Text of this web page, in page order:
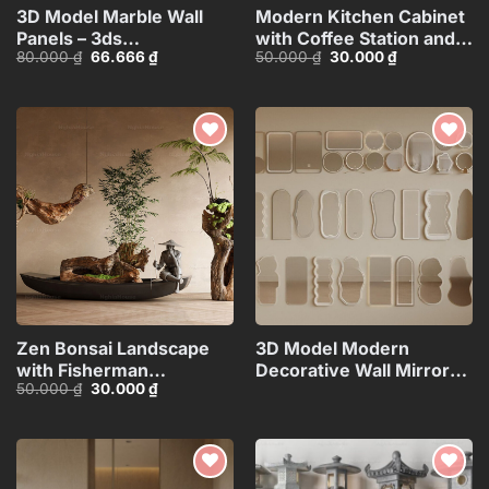
3D Model Marble Wall
Panels – 3ds
Max_102325390
80.000₫ Giá
66.666₫Giá
hiện
66.666 ₫.
Modern Kitchen Cabinet
with Coffee Station and
Appliances – 3D
50.000₫ Giá
30.000₫Giá
hiện
30.000 ₫.
Add to
wishlist
Zen Bonsai Landscape
with Fisherman
Statue_116088707
50.000₫ Giá
30.000₫Giá
hiện
30.000 ₫.
Add to
wishlist
3D Model Modern
Decorative Wall Mirrors